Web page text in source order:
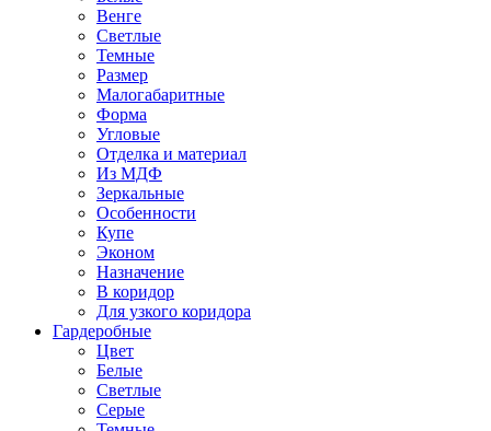
Венге
Светлые
Темные
Размер
Малогабаритные
Форма
Угловые
Отделка и материал
Из МДФ
Зеркальные
Особенности
Купе
Эконом
Назначение
В коридор
Для узкого коридора
Гардеробные
Цвет
Белые
Светлые
Серые